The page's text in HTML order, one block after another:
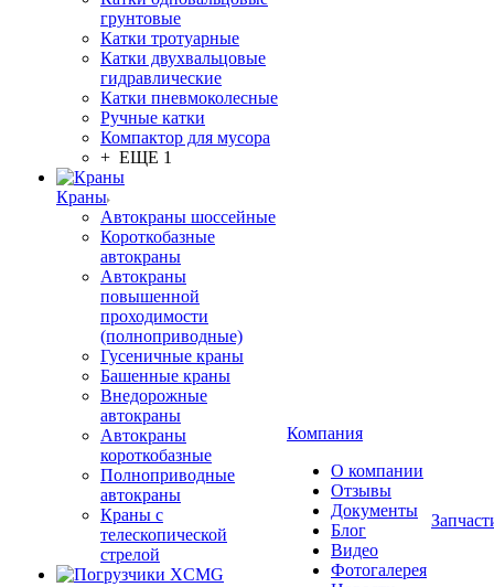
грунтовые
Катки тротуарные
Катки двухвальцовые
гидравлические
Катки пневмоколесные
Ручные катки
Компактор для мусора
+ ЕЩЕ 1
Краны
Автокраны шоссейные
Короткобазные
автокраны
Автокраны
повышенной
проходимости
(полноприводные)
Гусеничные краны
Башенные краны
Внедорожные
автокраны
Автокраны
короткобазные
Полноприводные
автокраны
Краны с
телескопической
стрелой
Компания
О компании
Отзывы
Документы
Блог
Видео
Фотогалерея